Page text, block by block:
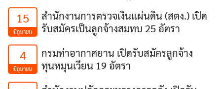
15
มิถุนายน
สำนักงานการตรวจเงินแผ่นดิน (สตง.) เปิด
รับสมัครเป็นลูกจ้างสมทบ 25 อัตรา
4
มิถุนายน
กรมท่าอากาศยาน เปิดรับสมัครลูกจ้าง
ทุนหมุนเวียน 19 อัตรา